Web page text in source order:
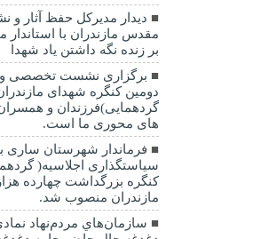
دیدار مدیرکل حفظ آثار و
مقدس مازندران با استاندار
بر زنده نگه داشتن یاد شهدا
برگزاری نشست تخصصی و
دومین کنگره شهدای
گردهمایی)فرزندان و
های محوری ما است.
فرماندار شهرستان ساری
سیاستگذاری اجلاسیه(
کنگره بزرگداشت چهارده
مازندران منصوب شد.
سازمان‌هاي مردم‌نهاد